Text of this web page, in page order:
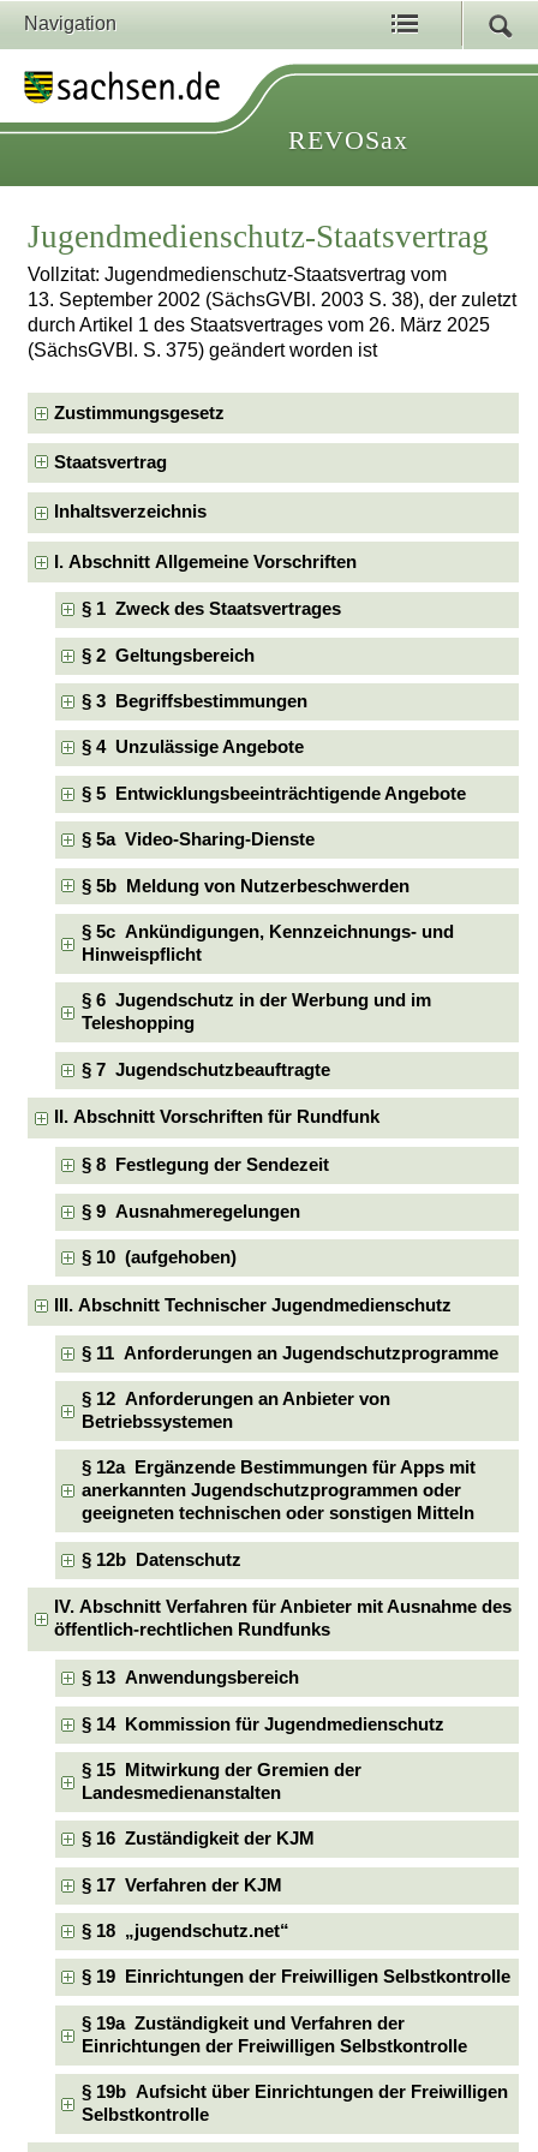
Navigation
REVOSax
Jugendmedienschutz-Staatsvertrag
Vollzitat: Jugendmedienschutz-Staatsvertrag vom
13. September 2002 (SächsGVBl. 2003 S. 38), der zuletzt
durch Artikel 1 des Staatsvertrages vom 26. März 2025
(SächsGVBl. S. 375) geändert worden ist
Zustimmungsgesetz
Staatsvertrag
Inhaltsverzeichnis
I. Abschnitt Allgemeine Vorschriften
§ 1 Zweck des Staatsvertrages
§ 2 Geltungsbereich
§ 3 Begriffsbestimmungen
§ 4 Unzulässige Angebote
§ 5 Entwicklungsbeeinträchtigende Angebote
§ 5a Video-Sharing-Dienste
§ 5b Meldung von Nutzerbeschwerden
§ 5c Ankündigungen, Kennzeichnungs- und
Hinweispflicht
§ 6 Jugendschutz in der Werbung und im
Teleshopping
§ 7 Jugendschutzbeauftragte
II. Abschnitt Vorschriften für Rundfunk
§ 8 Festlegung der Sendezeit
§ 9 Ausnahmeregelungen
§ 10 (aufgehoben)
III. Abschnitt Technischer Jugendmedienschutz
§ 11 Anforderungen an Jugendschutzprogramme
§ 12 Anforderungen an Anbieter von
Betriebssystemen
§ 12a Ergänzende Bestimmungen für Apps mit
anerkannten Jugendschutzprogrammen oder
geeigneten technischen oder sonstigen Mitteln
§ 12b Datenschutz
IV. Abschnitt Verfahren für Anbieter mit Ausnahme des
öffentlich-rechtlichen Rundfunks
§ 13 Anwendungsbereich
§ 14 Kommission für Jugendmedienschutz
§ 15 Mitwirkung der Gremien der
Landesmedienanstalten
§ 16 Zuständigkeit der KJM
§ 17 Verfahren der KJM
§ 18 „jugendschutz.net“
§ 19 Einrichtungen der Freiwilligen Selbstkontrolle
§ 19a Zuständigkeit und Verfahren der
Einrichtungen der Freiwilligen Selbstkontrolle
§ 19b Aufsicht über Einrichtungen der Freiwilligen
Selbstkontrolle